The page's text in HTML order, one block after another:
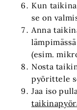
Kun
se on
Anna
(esim.
Nosta
pyörittele
Jaa iso